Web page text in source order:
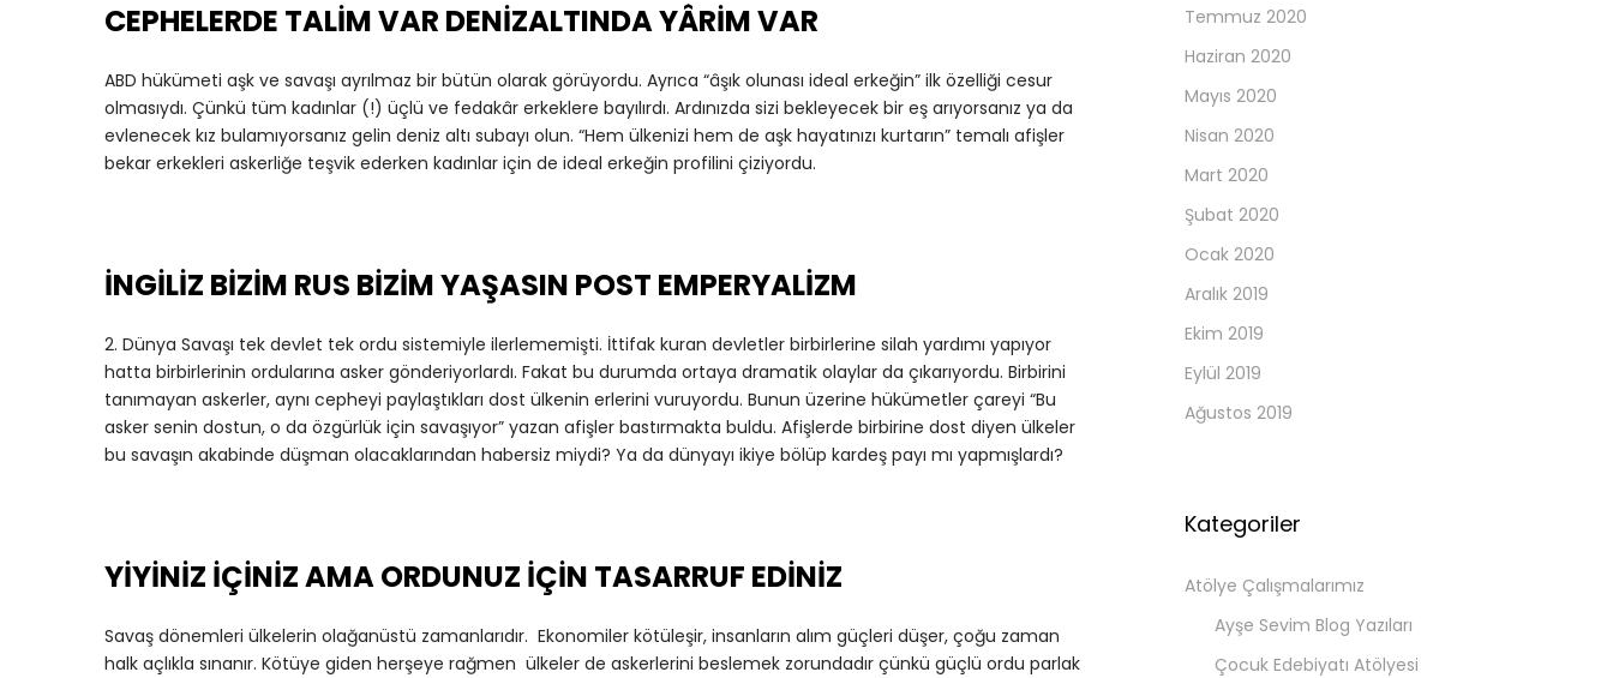
CEPHELERDE TALİM VAR DENİZALTINDA YÂRİM VAR
ABD hükümeti aşk ve savaşı ayrılmaz bir bütün olarak görüyordu. Ayrıca “âşık olunası ideal erkeğin” ilk özelliği cesur
olmasıydı. Çünkü tüm kadınlar (!) üçlü ve fedakâr erkeklere bayılırdı. Ardınızda sizi bekleyecek bir eş arıyorsanız ya da
evlenecek kız bulamıyorsanız gelin deniz altı subayı olun. “Hem ülkenizi hem de aşk hayatınızı kurtarın” temalı afişler
bekar erkekleri askerliğe teşvik ederken kadınlar için de ideal erkeğin profilini çiziyordu.
İNGİLİZ BİZİM RUS BİZİM YAŞASIN POST EMPERYALİZM
2. Dünya Savaşı tek devlet tek ordu sistemiyle ilerlememişti. İttifak kuran devletler birbirlerine silah yardımı yapıyor
hatta birbirlerinin ordularına asker gönderiyorlardı. Fakat bu durumda ortaya dramatik olaylar da çıkarıyordu. Birbirini
tanımayan askerler, aynı cepheyi paylaştıkları dost ülkenin erlerini vuruyordu. Bunun üzerine hükümetler çareyi “Bu
asker senin dostun, o da özgürlük için savaşıyor” yazan afişler bastırmakta buldu. Afişlerde birbirine dost diyen ülkeler
bu savaşın akabinde düşman olacaklarından habersiz miydi? Ya da dünyayı ikiye bölüp kardeş payı mı yapmışlardı?
YİYİNİZ İÇİNİZ AMA ORDUNUZ İÇİN TASARRUF EDİNİZ
Savaş dönemleri ülkelerin olağanüstü zamanlarıdır. Ekonomiler kötüleşir, insanların alım güçleri düşer, çoğu zaman
halk açlıkla sınanır. Kötüye giden herşeye rağmen ülkeler de askerlerini beslemek zorundadır çünkü güçlü ordu parlak
Temmuz 2020
Haziran 2020
Mayıs 2020
Nisan 2020
Mart 2020
Şubat 2020
Ocak 2020
Aralık 2019
Ekim 2019
Eylül 2019
Ağustos 2019
Kategoriler
Atölye Çalışmalarımız
Ayşe Sevim Blog Yazıları
Çocuk Edebiyatı Atölyesi